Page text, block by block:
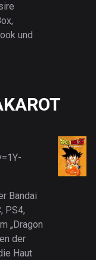
und
Bandai
PS4,
„Dragon
der
Haut